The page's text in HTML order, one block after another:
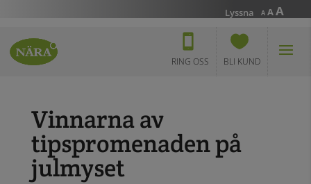
Lyssna ADecrease
font
size.
AReset
font
A
font
RING OSS BLI KUND
Vinnarna av
tipspromenaden på
julmyset